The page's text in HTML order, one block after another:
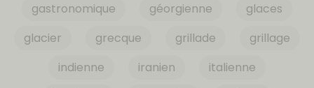
gastronomique
géorgienne
glaces
glacier
grecque grillade
grillage
indienne
iranien
italienne